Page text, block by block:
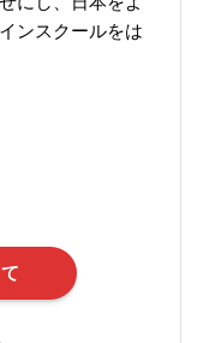
ンスクールをは